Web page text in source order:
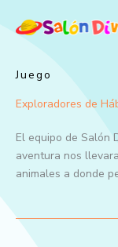
Juego
Exploradores de
El equipo de Salón
aventura nos
animales a donde